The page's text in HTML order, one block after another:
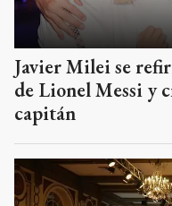
Javier Milei se
de Lionel Messi y
capitán